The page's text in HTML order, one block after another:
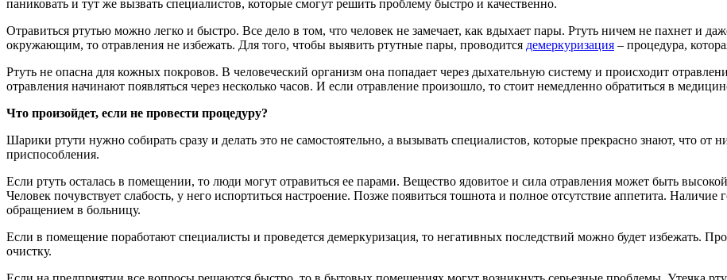
паниковать и тут же вызвать специалистов, которые смогут решить проблему быстро и качественно.
Отравиться ртутью можно легко и быстро. Все дело в том, что человек не замечает, как вдыхает пары. Ртуть ничем не пахнет и
окружающим, то отравления не избежать. Для того, чтобы выявить ртутные пары, проводится демеркуризация – процедура,
Ртуть не опасна для кожных покровов. В человеческий организм она попадает через дыхательную систему и происходит
отравления начинают появляться через несколько часов. И если отравление произошло, то стоит немедленно обратиться в
Что произойдет, если не провести процедуру?
Шарики ртути нужно собирать сразу и делать это не самостоятельно, а вызывать специалистов, которые прекрасно знают, что от
приспособления.
Если ртуть осталась в помещении, то люди могут отравиться ее парами. Вещество ядовитое и сила отравления может быть
Человек почувствует слабость, у него испортиться настроение. Позже появиться тошнота и полное отсутствие аппетита. Наличие
обращением в больницу.
Если в помещение поработают специалисты и проведется демеркуризация, то негативных последствий можно будет избежать.
очистку.